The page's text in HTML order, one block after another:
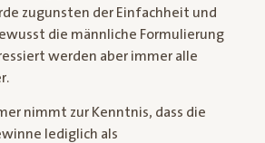
zugunsten der Einfachheit und
die männliche Formulierung
werden aber immer alle
nimmt zur Kenntnis, dass die
lediglich als